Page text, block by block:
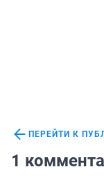
ПЕРЕЙТИ К
1